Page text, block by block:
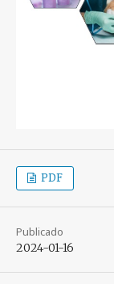
PDF
Publicado
2024-01-16